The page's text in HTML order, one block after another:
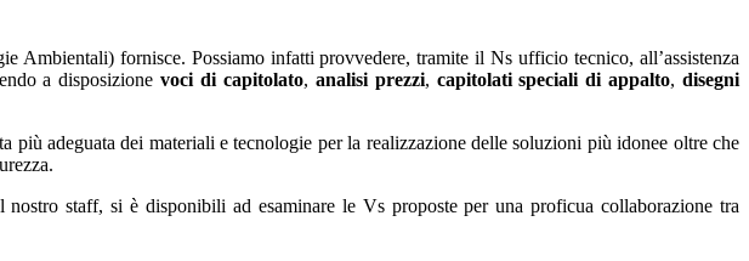
Ambientali) fornisce. Possiamo infatti provvedere, tramite il Ns ufficio tecnico, all’assistenza
a disposizionevoci di capitolato, analisi prezzi, capitolati speciali di appalto,disegni
adeguata dei materiali e tecnologie per la realizzazione delle soluzioni più idonee oltre che
staff, si è disponibili ad esaminare le Vs proposte per una proficua collaborazione tra